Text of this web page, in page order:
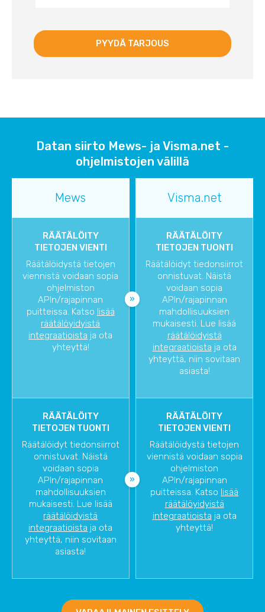
Datan siirto Mews- ja Visma.net -
ohjelmistojen välillä
Mews Visma.net
RÄÄTÄLÖITY
TIETOJEN VIENTI
Räätälöidystä tietojen
viennistä voidaan sopia
ohjelmiston
APIn/rajapinnan
puitteissa. Katso lisää
räätälöyidyistä
integraatioista ja ota
yhteyttä!
RÄÄTÄLÖITY
TIETOJEN TUONTI
Räätälöidyt tiedonsiirrot
onnistuvat. Näistä
voidaan sopia
APIn/rajapinnan
mahdollisuuksien
mukaisesti. Lue lisää
räätälöidyistä
integraatioista ja ota
yhteyttä, niin sovitaan
asiasta!
RÄÄTÄLÖITY
TIETOJEN TUONTI
Räätälöidyt tiedonsiirrot
onnistuvat. Näistä
voidaan sopia
APIn/rajapinnan
mahdollisuuksien
mukaisesti. Lue lisää
räätälöidyistä
integraatioista ja ota
yhteyttä, niin sovitaan
asiasta!
RÄÄTÄLÖITY
TIETOJEN VIENTI
Räätälöidystä tietojen
viennistä voidaan sopia
ohjelmiston
APIn/rajapinnan
puitteissa. Katso lisää
räätälöyidyistä
integraatioista ja ota
yhteyttä!